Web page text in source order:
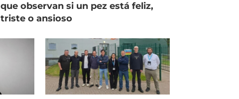
que observan si un pez está feliz,
triste o ansioso